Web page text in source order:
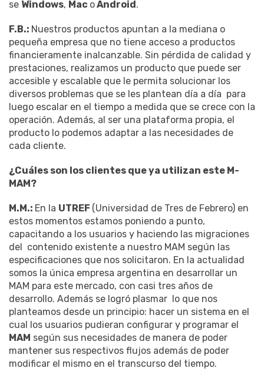
se Windows, Mac oAndroid.
F.B.: Nuestros productos apuntan a la mediana o
pequeña empresa que no tiene acceso a productos
financieramente inalcanzable. Sin pérdida de calidad y
prestaciones, realizamos un producto que puede ser
accesible y escalable que le permita solucionar los
diversos problemas que se les plantean día a día para
luego escalar en el tiempo a medida que se crece con la
operación. Además, al ser una plataforma propia, el
producto lo podemos adaptar a las necesidades de
cada cliente.
¿Cuáles son los clientes que ya utilizan este M-
MAM?
M.M.: En la UTREF (Universidad de Tres de Febrero) en
estos momentos estamos poniendo a punto,
capacitando a los usuarios y haciendo las migraciones
del contenido existente a nuestro MAM según las
especificaciones que nos solicitaron. En la actualidad
somos la única empresa argentina en desarrollar un
MAM para este mercado, con casi tres años de
desarrollo. Además se logró plasmar lo que nos
planteamos desde un principio: hacer un sistema en el
cual los usuarios pudieran configurar y programar el
MAM según sus necesidades de manera de poder
mantener sus respectivos flujos además de poder
modificar el mismo en el transcurso del tiempo.